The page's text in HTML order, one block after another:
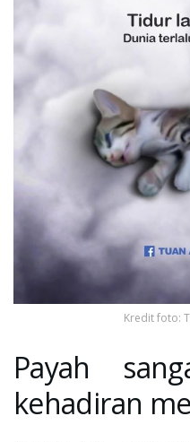
Kredit foto:
Payah
kehadiran